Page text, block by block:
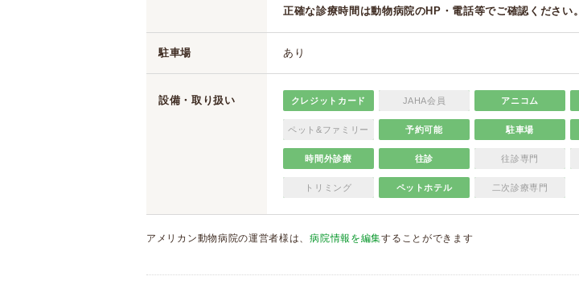
正確な診療時間は動物病院のHP・電話等でご確認ください。
駐車場 あり
設備・取り扱い クレジットカード JAHA会員 アニコム
ペット&ファミリー 予約可能 駐車場
時間外診療 往診 往診専門
トリミング ペットホテル 二次診療専門
アメリカン動物病院の運営者様は、病院情報を編集することができます